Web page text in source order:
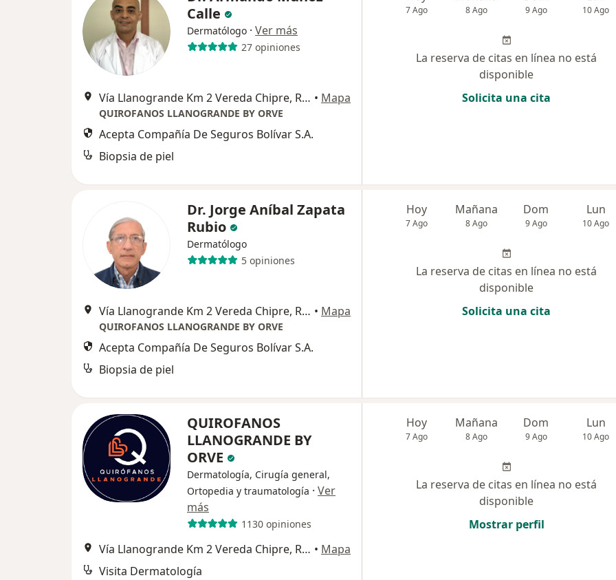
Calle
Dermatólogo · Ver más
27 opiniones
Vía Llanogrande Km 2 Vereda Chipre, Rionegro • Mapa
QUIROFANOS LLANOGRANDE BY ORVE
Acepta Compañía De Seguros Bolívar S.A.
Biopsia de piel
7 Ago 8 Ago 9 Ago 10 Ago
La reserva de citas en línea no está
disponible
Solicita una cita
Dr. Jorge Aníbal Zapata
Rubio
Dermatólogo
5 opiniones
Vía Llanogrande Km 2 Vereda Chipre, Rionegro • Mapa
QUIROFANOS LLANOGRANDE BY ORVE
Acepta Compañía De Seguros Bolívar S.A.
Biopsia de piel
Hoy
7 Ago
Mañana
8 Ago
Dom
9 Ago
Lun
10 Ago
La reserva de citas en línea no está
disponible
Solicita una cita
QUIROFANOS
LLANOGRANDE BY
ORVE
Dermatología, Cirugía general,
Ortopedia y traumatología · Ver
más
1130 opiniones
Vía Llanogrande Km 2 Vereda Chipre, Rionegro • Mapa
Visita Dermatología
Hoy
7 Ago
Mañana
8 Ago
Dom
9 Ago
Lun
10 Ago
La reserva de citas en línea no está
disponible
Mostrar perfil